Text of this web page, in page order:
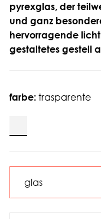
pyrexglas, der
und ganz
hervorragende
gestaltetes gestell
farbe: trasparente